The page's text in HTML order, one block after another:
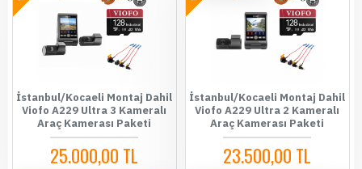
İstanbul/Kocaeli Montaj Dahil
Viofo A229 Ultra 3 Kameralı
Araç Kamerası Paketi
25.000,00 TL
İstanbul/Kocaeli Montaj Dahil
Viofo A229 Ultra 2 Kameralı
Araç Kamerası Paketi
23.500,00 TL